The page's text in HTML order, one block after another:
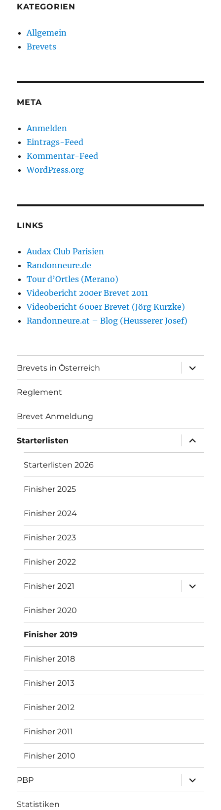
KATEGORIEN
Allgemein
Brevets
META
Anmelden
Eintrags-Feed
Kommentar-Feed
WordPress.org
LINKS
Audax Club Parisien
Randonneure.de
Tour d’Ortles (Merano)
Videobericht 200er Brevet 2011
Videobericht 600er Brevet (Jörg Kurzke)
Randonneure.at – Blog (Heusserer Josef)
Brevets in Österreich
öffnen
Reglement
Brevet Anmeldung
Starterlisten
öffnen
Starterlisten 2026
Finisher 2025
Finisher 2024
Finisher 2023
Finisher 2022
Finisher 2021
öffnen
Finisher 2020
Finisher 2019
Finisher 2018
Finisher 2013
Finisher 2012
Finisher 2011
Finisher 2010
PBP
öffnen
Statistiken